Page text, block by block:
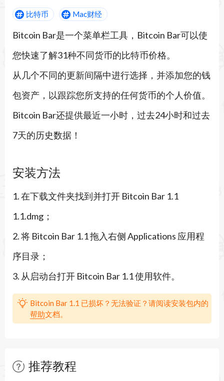
比特币 Mac财经
Bitcoin Bar是一个菜单栏工具，Bitcoin Bar可以使
您快速了解31种不同货币的比特币价格。
从几个不同的更新间隔中进行选择，并添加您的钱
包资产，以跟踪您所支持的任何货币的个人价值。
Bitcoin Bar还提供最近一小时，过去24小时和过去
7天的历史数据！
安装方法
1. 在下载文件夹找到并打开 Bitcoin Bar 1.1
1.1.dmg；
2. 将 Bitcoin Bar 1.1 拖入右侧 Applications 应用程
序目录；
3. 从启动台打开 Bitcoin Bar 1.1 使用软件。
Bitcoin Bar 1.1 已损坏？无法验证？请阅读安装包内的
帮助文档。
推荐教程